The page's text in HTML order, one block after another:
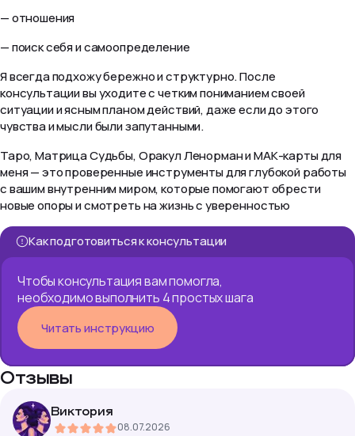
— отношения
— поиск себя и самоопределение
Я всегда подхожу бережно и структурно. После
консультации вы уходите с четким пониманием своей
ситуации и ясным планом действий, даже если до этого
чувства и мысли были запутанными.
Таро, Матрица Судьбы, Оракул Ленорман и МАК-карты для
меня — это проверенные инструменты для глубокой работы
с вашим внутренним миром, которые помогают обрести
новые опоры и смотреть на жизнь с уверенностью
Как подготовиться к консультации
Чтобы консультация вам помогла,
необходимо выполнить 4 простых шага
Читать инструкцию
Отзывы
Виктория
08.07.2026